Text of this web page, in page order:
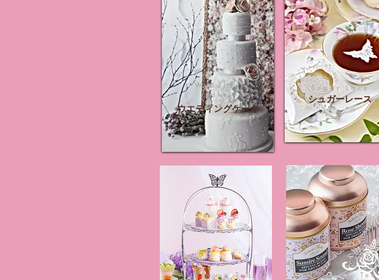
Wedding
cake
ウエディングケーキ
Sugar Lace
シュガーレース
Afternoon Tea Original Tea